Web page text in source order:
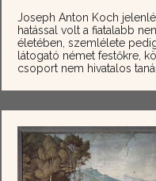
Joseph Anton Koch
hatással volt a fiatalabb
életében, szemlélete
látogató német festőkre,
csoport nem hivatalos